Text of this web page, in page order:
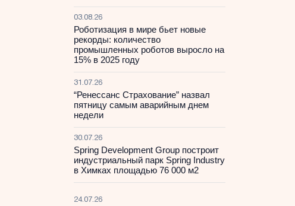
03.08.26
Роботизация в мире бьет новые
рекорды: количество
промышленных роботов выросло на
15% в 2025 году
31.07.26
“Ренессанс Страхование” назвал
пятницу самым аварийным днем
недели
30.07.26
Spring Development Group построит
индустриальный парк Spring Industry
в Химках площадью 76 000 м2
24.07.26